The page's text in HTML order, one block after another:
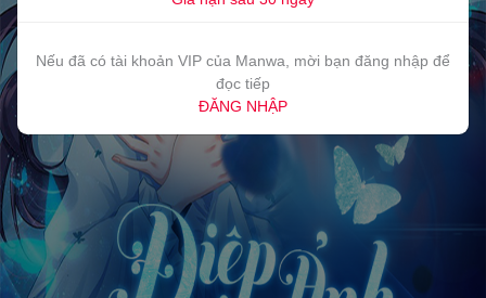
Nếu đã có tài khoản VIP của Manwa, mời bạn đăng nhập để
đọc tiếp
ĐĂNG NHẬP